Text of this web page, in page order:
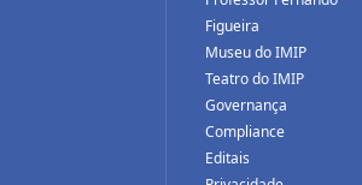
Figueira
Museu do IMIP
Teatro do IMIP
Governança
Compliance
Editais